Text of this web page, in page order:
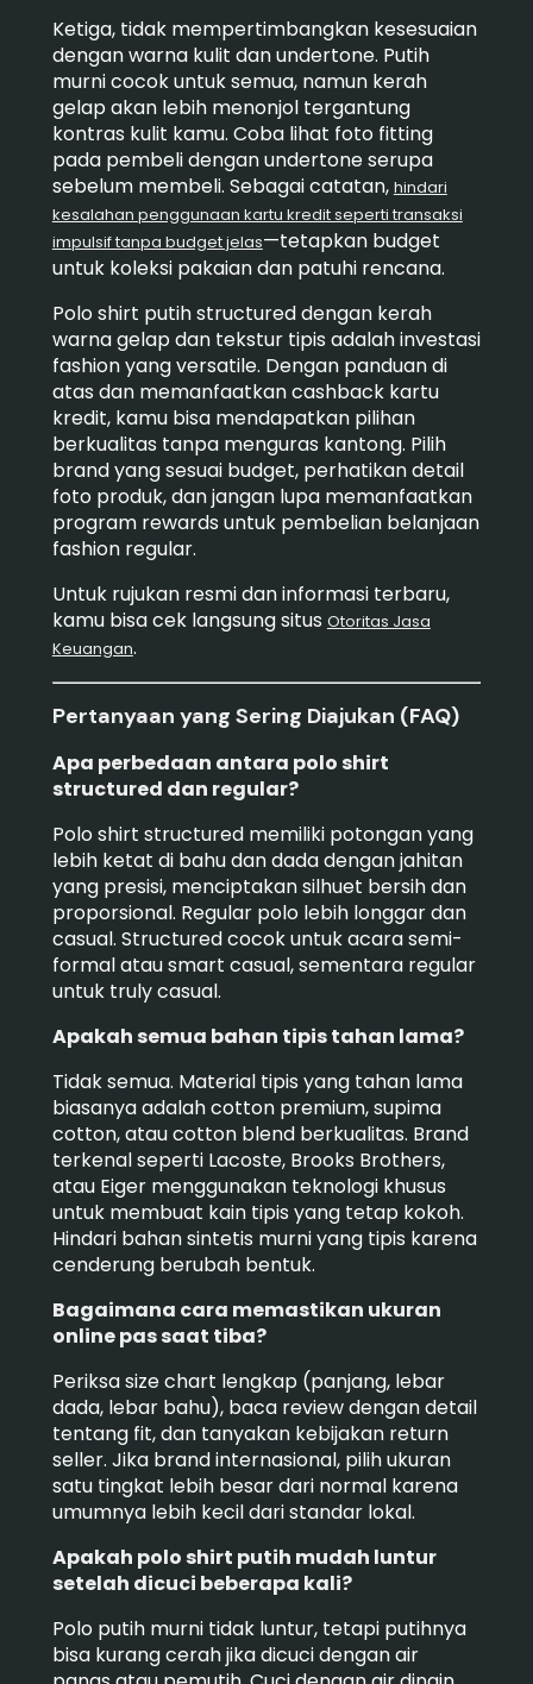
Ketiga, tidak mempertimbangkan kesesuaian
dengan warna kulit dan undertone. Putih
murni cocok untuk semua, namun kerah
gelap akan lebih menonjol tergantung
kontras kulit kamu. Coba lihat foto fitting
pada pembeli dengan undertone serupa
sebelum membeli. Sebagai catatan, hindari
kesalahan penggunaan kartu kredit seperti transaksi
impulsif tanpa budget jelas—tetapkan budget
untuk koleksi pakaian dan patuhi rencana.
Polo shirt putih structured dengan kerah
warna gelap dan tekstur tipis adalah investasi
fashion yang versatile. Dengan panduan di
atas dan memanfaatkan cashback kartu
kredit, kamu bisa mendapatkan pilihan
berkualitas tanpa menguras kantong. Pilih
brand yang sesuai budget, perhatikan detail
foto produk, dan jangan lupa memanfaatkan
program rewards untuk pembelian belanjaan
fashion regular.
Untuk rujukan resmi dan informasi terbaru,
kamu bisa cek langsung situs Otoritas Jasa
Keuangan.
Pertanyaan yang Sering Diajukan (FAQ)
Apa perbedaan antara polo shirt
structured dan regular?
Polo shirt structured memiliki potongan yang
lebih ketat di bahu dan dada dengan jahitan
yang presisi, menciptakan silhuet bersih dan
proporsional. Regular polo lebih longgar dan
casual. Structured cocok untuk acara semi-
formal atau smart casual, sementara regular
untuk truly casual.
Apakah semua bahan tipis tahan lama?
Tidak semua. Material tipis yang tahan lama
biasanya adalah cotton premium, supima
cotton, atau cotton blend berkualitas. Brand
terkenal seperti Lacoste, Brooks Brothers,
atau Eiger menggunakan teknologi khusus
untuk membuat kain tipis yang tetap kokoh.
Hindari bahan sintetis murni yang tipis karena
cenderung berubah bentuk.
Bagaimana cara memastikan ukuran
online pas saat tiba?
Periksa size chart lengkap (panjang, lebar
dada, lebar bahu), baca review dengan detail
tentang fit, dan tanyakan kebijakan return
seller. Jika brand internasional, pilih ukuran
satu tingkat lebih besar dari normal karena
umumnya lebih kecil dari standar lokal.
Apakah polo shirt putih mudah luntur
setelah dicuci beberapa kali?
Polo putih murni tidak luntur, tetapi putihnya
bisa kurang cerah jika dicuci dengan air